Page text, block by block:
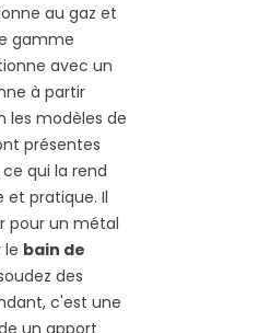
au gaz et
gamme
avec un
à partir
les modèles de
présentes
qui la rend
et pratique. Il
pour un métal
le bain de
des
c'est une
un apport